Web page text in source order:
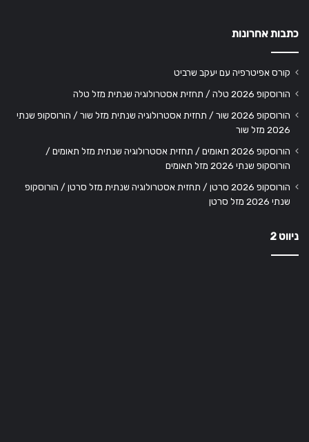
כתבות אחרונות
קורס אפיטרפיה עם יעקב שרביט
הורוסקופ 2026 טלה / תחזית אסטרולוגיה שנתית מזל טלה
הורוסקופ 2026 שור / תחזית אסטרולוגיה שנתית מזל שור / הורוסקופ שנתי
2026 מזל שור
הורוסקופ 2026 תאומים / תחזית אסטרולוגיה שנתית מזל תאומים /
הורוסקופ שנתי 2026 מזל תאומים
הורוסקופ 2026 סרטן / תחזית אסטרולוגיה שנתית מזל סרטן / הורוסקופ
שנתי 2026 מזל סרטן
ניווט 2